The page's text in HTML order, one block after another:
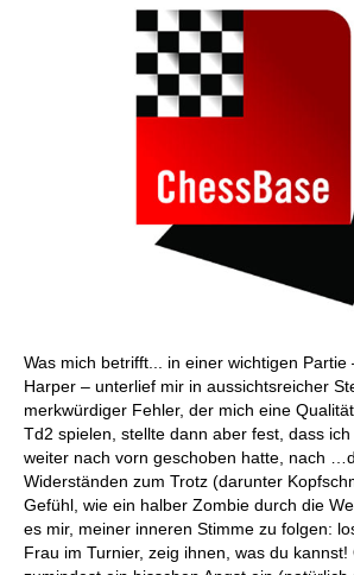
Was mich betrifft... in einer wichtigen Partie
Harper – unterlief mir in aussichtsreicher
merkwürdiger Fehler, der mich eine
Td2 spielen, stellte dann aber fest, dass
weiter nach vorn geschoben hatte, nach
Widerständen zum Trotz (darunter
Gefühl, wie ein halber Zombie durch die
es mir, meiner inneren Stimme zu folgen:
Frau im Turnier, zeig ihnen, was du kannst!